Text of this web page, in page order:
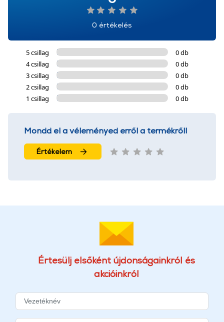
0 értékelés
5 csillag
0 db
4 csillag
0 db
3 csillag
0 db
2 csillag
0 db
1 csillag
0 db
Mondd el a véleményed erről a termékről!
Értékelem
Értesülj elsőként újdonságainkról és
akcióinkról